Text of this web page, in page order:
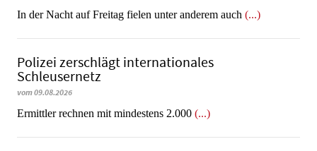
In der Nacht auf Freitag fielen unter anderem auch (...)
Polizei zerschlägt internationales
Schleusernetz
vom 09.08.2026
Ermittler rechnen mit mindestens 2.000 (...)